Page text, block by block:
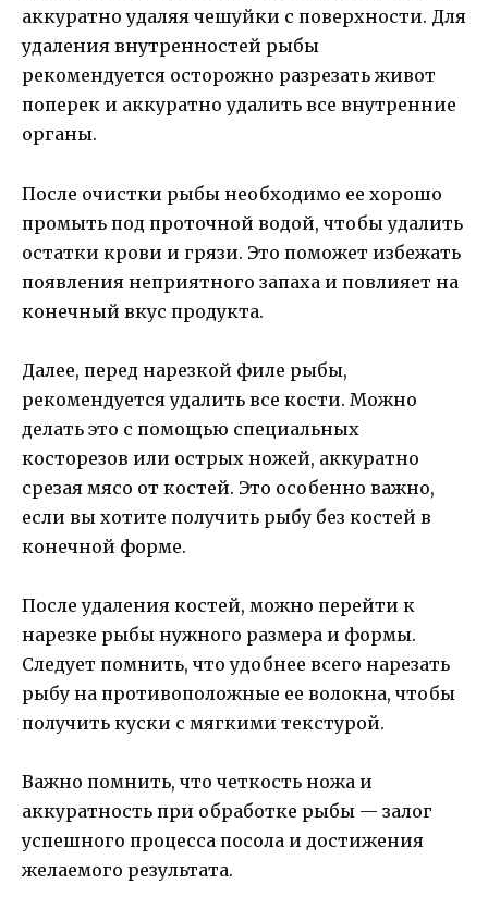
аккуратно удаляя чешуйки с поверхности. Для
удаления внутренностей рыбы
рекомендуется осторожно разрезать живот
поперек и аккуратно удалить все внутренние
органы.
После очистки рыбы необходимо ее хорошо
промыть под проточной водой, чтобы удалить
остатки крови и грязи. Это поможет избежать
появления неприятного запаха и повлияет на
конечный вкус продукта.
Далее, перед нарезкой филе рыбы,
рекомендуется удалить все кости. Можно
делать это с помощью специальных
косторезов или острых ножей, аккуратно
срезая мясо от костей. Это особенно важно,
если вы хотите получить рыбу без костей в
конечной форме.
После удаления костей, можно перейти к
нарезке рыбы нужного размера и формы.
Следует помнить, что удобнее всего нарезать
рыбу на противоположные ее волокна, чтобы
получить куски с мягкими текстурой.
Важно помнить, что четкость ножа и
аккуратность при обработке рыбы — залог
успешного процесса посола и достижения
желаемого результата.